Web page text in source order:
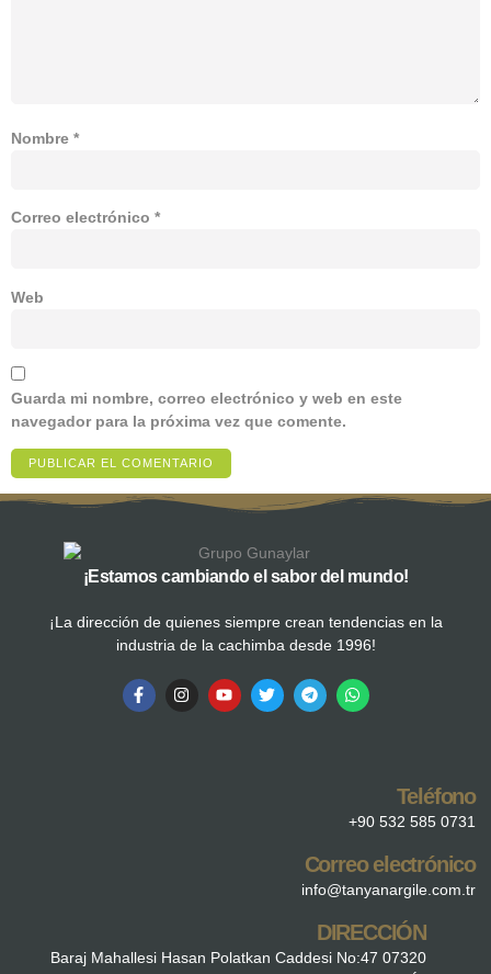
Nombre *
Correo electrónico *
Web
Guarda mi nombre, correo electrónico y web en este
navegador para la próxima vez que comente.
¡Estamos cambiando el sabor del mundo!
¡La dirección de quienes siempre crean tendencias en la
industria de la cachimba desde 1996!
Teléfono
+90 532 585 0731
Correo electrónico
info@tanyanargile.com.tr
DIRECCIÓN
Baraj Mahallesi Hasan Polatkan Caddesi No:47 07320